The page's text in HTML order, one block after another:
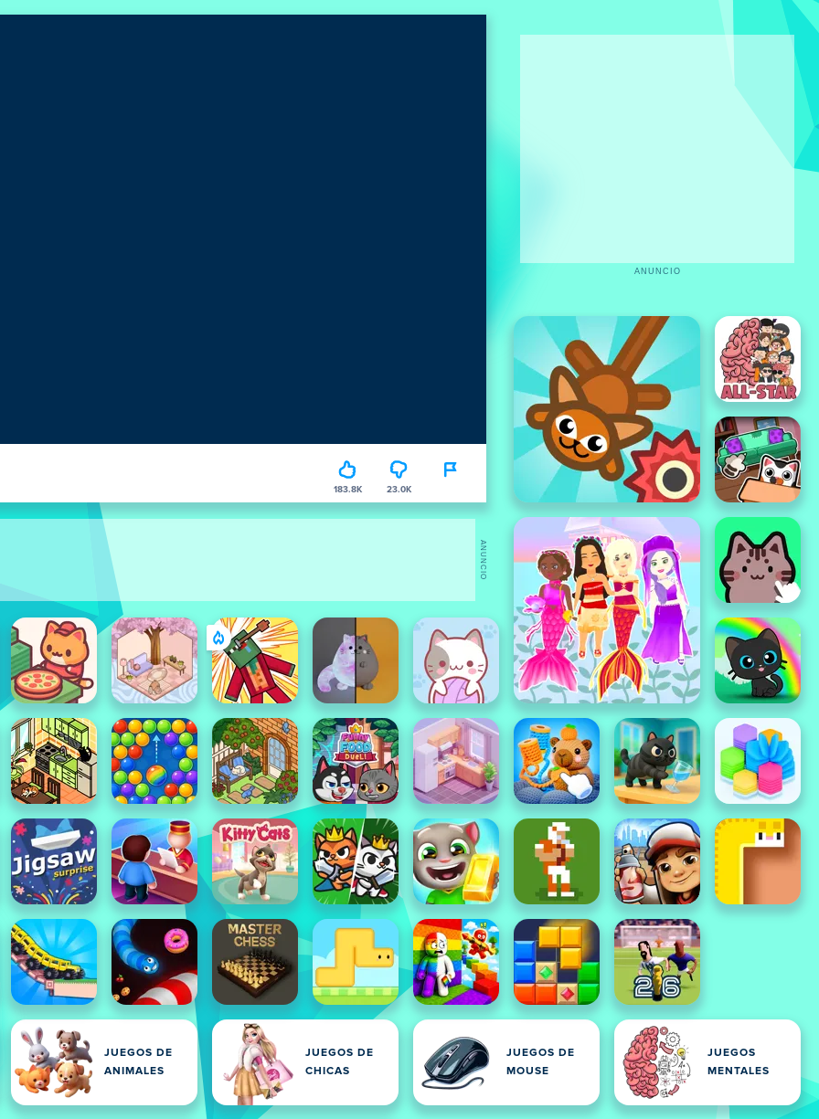
183.8K 23.0K
JUEGOS DE
ANIMALES
JUEGOS DE
CHICAS
JUEGOS DE
MOUSE
JUEGOS
MENTALES
ANUNCIO
ANUNCIO